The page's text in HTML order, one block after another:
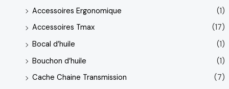
Accessoires Ergonomique
(1)
Accessoires Tmax
(17)
Bocal d’huile
(1)
Bouchon d’huile
(1)
Cache Chaine Transmission
(7)